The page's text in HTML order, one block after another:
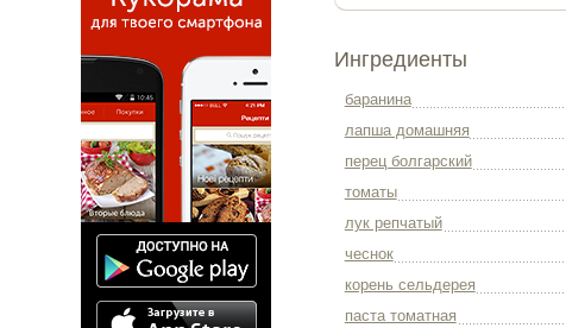
Ингредиенты
баранина
лапша домашняя
перец болгарский
томаты
лук репчатый
чеснок
корень сельдерея
паста томатная